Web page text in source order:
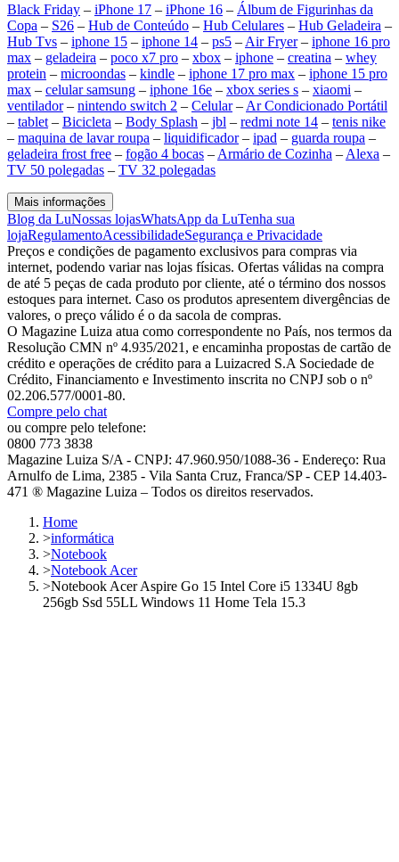
Black Friday – iPhone 17 – iPhone 16 – Álbum de Figurinhas da
Copa – S26 – Hub de Conteúdo – Hub Celulares – Hub Geladeira –
Hub Tvs – iphone 15 – iphone 14 – ps5 – Air Fryer– iphone 16 pro
max – geladeira – poco x7 pro – xbox – iphone – creatina – whey
protein – microondas – kindle – iphone 17 pro max – iphone 15 pro
max – celular samsung – iphone 16e – xbox series s – xiaomi –
ventilador– nintendo switch 2 – Celular– Ar Condicionado Portátil
– tablet – Bicicleta – Body Splash – jbl – redmi note 14 – tenis nike
– maquina de lavar roupa – liquidificador– ipad – guarda roupa –
geladeira frost free – fogão 4 bocas – Armário de Cozinha – Alexa –
TV 50 polegadas – TV 32 polegadas
Mais informações
Blog da LuNossas lojasWhatsApp da LuTenha sua
lojaRegulamentoAcessibilidadeSegurança e Privacidade
Preços e condições de pagamento exclusivos para compras via
internet, podendo variar nas lojas físicas. Ofertas válidas na compra
de até 5 peças de cada produto por cliente, até o término dos nossos
estoques para internet. Caso os produtos apresentem divergências de
valores, o preço válido é o da sacola de compras.
O Magazine Luiza atua como correspondente no País, nos termos da
Resolução CMN nº 4.935/2021, e encaminha propostas de cartão de
crédito e operações de crédito para a Luizacred S.A Sociedade de
Crédito, Financiamento e Investimento inscrita no CNPJ sob o nº
02.206.577/0001-80.
Compre pelo chat
ou compre pelo telefone:
0800 773 3838
Magazine Luiza S/A - CNPJ: 47.960.950/1088-36 - Endereço: Rua
Arnulfo de Lima, 2385 - Vila Santa Cruz, Franca/SP - CEP 14.403-
471 ® Magazine Luiza – Todos os direitos reservados.
Home
>informática
>Notebook
>Notebook Acer
>Notebook Acer Aspire Go 15 Intel Core i5 1334U 8gb
256gb Ssd 55LL Windows 11 Home Tela 15.3